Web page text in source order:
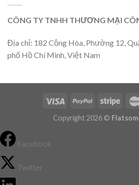
CÔNG TY TNHH THƯƠNG MẠI
Địa chỉ: 182 Cộng Hòa, Phường 12,
phố Hồ Chí Minh, Việt Nam
Copyright 2026 ©
Facebook
Twitter